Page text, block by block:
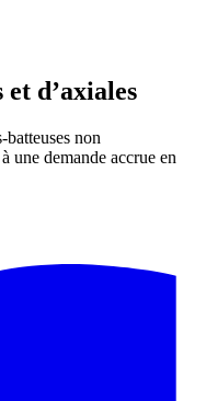
d’axiales
batteuses non
une demande accrue en